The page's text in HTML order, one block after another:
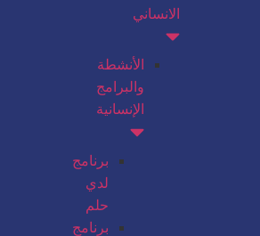
الانساني
الأنشطة
والبرامج
الإنسانية
برنامج
لدي
حلم
برنامج